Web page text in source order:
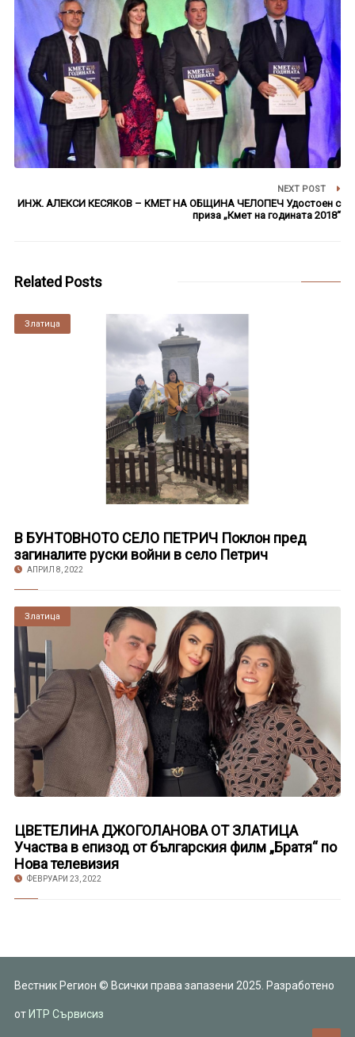
NEXT POST
ИНЖ. АЛЕКСИ КЕСЯКОВ – КМЕТ НА ОБЩИНА ЧЕЛОПЕЧ Удостоен с
приза „Кмет на годината 2018“
Related Posts
Златица
В БУНТОВНОТО СЕЛО ПЕТРИЧ Поклон пред
загиналите руски войни в село Петрич
АПРИЛ 8, 2022
Златица
ЦВЕТЕЛИНА ДЖОГОЛАНОВА ОТ ЗЛАТИЦА
Участва в епизод от българския филм „Братя“ по
Нова телевизия
ФЕВРУАРИ 23, 2022
Вестник Регион © Всички права запазени 2025. Разработено
от ИТР Сървисиз